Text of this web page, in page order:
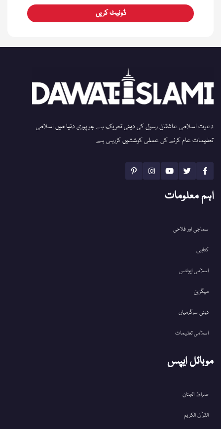
ڈونیٹ کریں
دعوت اسلامی عاشقان رسول کی دینی تحریک ہے جو پوری دنیا میں اسلامی
تعلیمات عام کرنے کی عملی کوششیں کررہی ہے
اہم معلومات
سماجی اور فلاحی
کتابیں
اسلامی ایونٹس
میگزین
دینی سرگرمیاں
اسلامی تعلیمات
موبائل ایپس
صراط الجنان
القرآن الکریم